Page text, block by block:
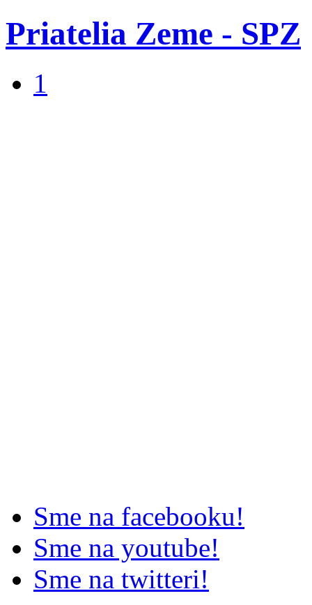
Priatelia Zeme - SPZ
1
Sme na facebooku!
Sme na youtube!
Sme na twitteri!